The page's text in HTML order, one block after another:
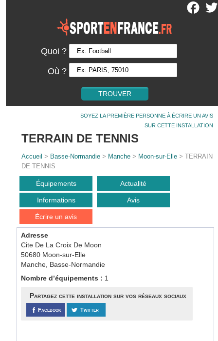
Quoi ?
Où ?
SOYEZ LA PREMIÈRE PERSONNE À ÉCRIRE UN AVIS
SUR CETTE INSTALLATION
TERRAIN DE TENNIS
Accueil > Basse-Normandie > Manche > Moon-sur-Elle > TERRAIN
DE TENNIS
Équipements Actualité
Informations Avis
Écrire un avis
Adresse
Cite De La Croix De Moon
50680 Moon-sur-Elle
Manche, Basse-Normandie
Nombre d’équipements : 1
Partagez cette installation sur vos réseaux sociaux
Facebook Twitter